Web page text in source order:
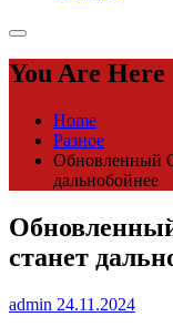
You Are Here
Home
Разное
Обновленный
дальнобойнее
станет
admin 24.11.2024